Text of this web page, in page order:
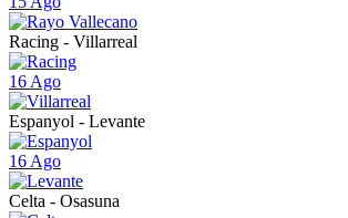
Racing - Villarreal
16 Ago
Espanyol - Levante
16 Ago
Celta - Osasuna